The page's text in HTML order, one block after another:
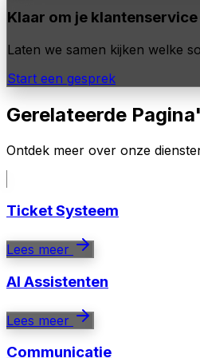
Klaar om je
Laten we samen kijken welke
Start een gesprek
Gerelateerde
Ontdek meer over onze
Ticket Systeem
Lees meer
AI Assistenten
Lees meer
Communicatie